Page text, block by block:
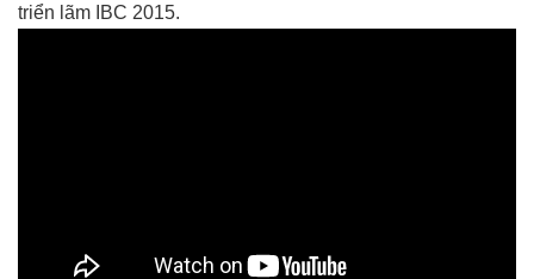
triển lãm IBC 2015.